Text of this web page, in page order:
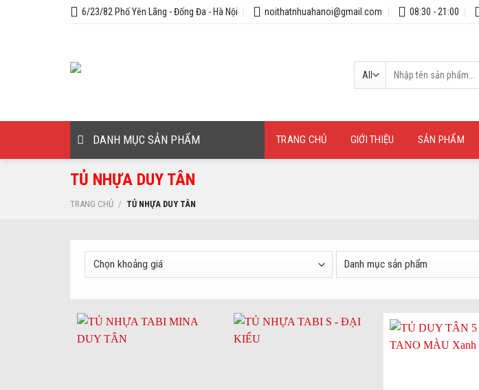
6/23/82 Phố Yên Lãng - Đống Đa - Hà Nội noithatnhuahanoi@gmail.com 08:30 - 21:00
Tìm
kiếm:
DANH MỤC SẢN PHẨM TRANG CHỦ GIỚI THIỆU SẢN PHẨM
TỦ NHỰA DUY TÂN
TRANG CHỦ / TỦ NHỰA DUY TÂN